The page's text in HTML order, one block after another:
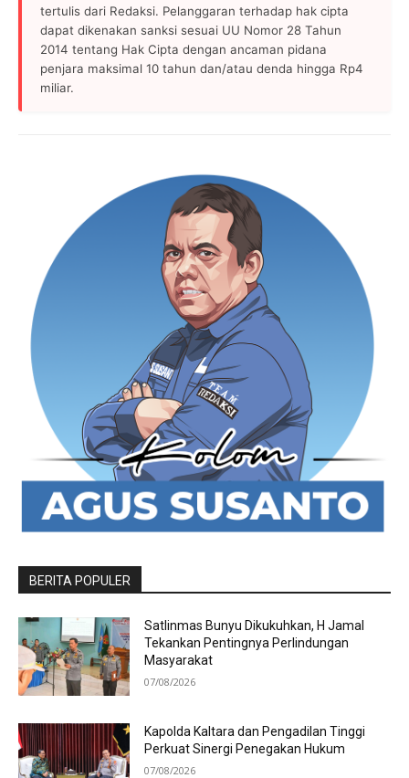
tertulis dari Redaksi. Pelanggaran terhadap hak cipta
dapat dikenakan sanksi sesuai UU Nomor 28 Tahun
2014 tentang Hak Cipta dengan ancaman pidana
penjara maksimal 10 tahun dan/atau denda hingga Rp4
miliar.
BERITA POPULER
Satlinmas Bunyu Dikukuhkan, H Jamal
Tekankan Pentingnya Perlindungan
Masyarakat
07/08/2026
Kapolda Kaltara dan Pengadilan Tinggi
Perkuat Sinergi Penegakan Hukum
07/08/2026